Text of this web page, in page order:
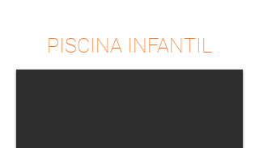
PISCINA INFANTIL